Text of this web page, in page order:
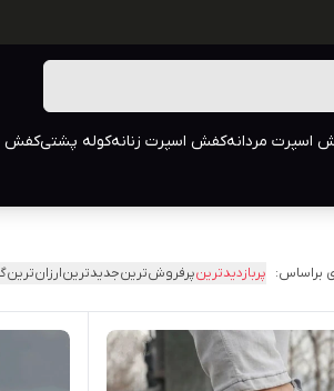
اسپرت مردانهکفش اسپرت زنانهکوله پشتیکفش
براساس: پربازدیدترینپرفروش‌ترینجدیدترینارزان‌ترین